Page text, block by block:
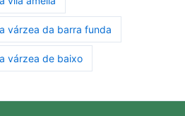
várzea da barra funda
várzea de baixo